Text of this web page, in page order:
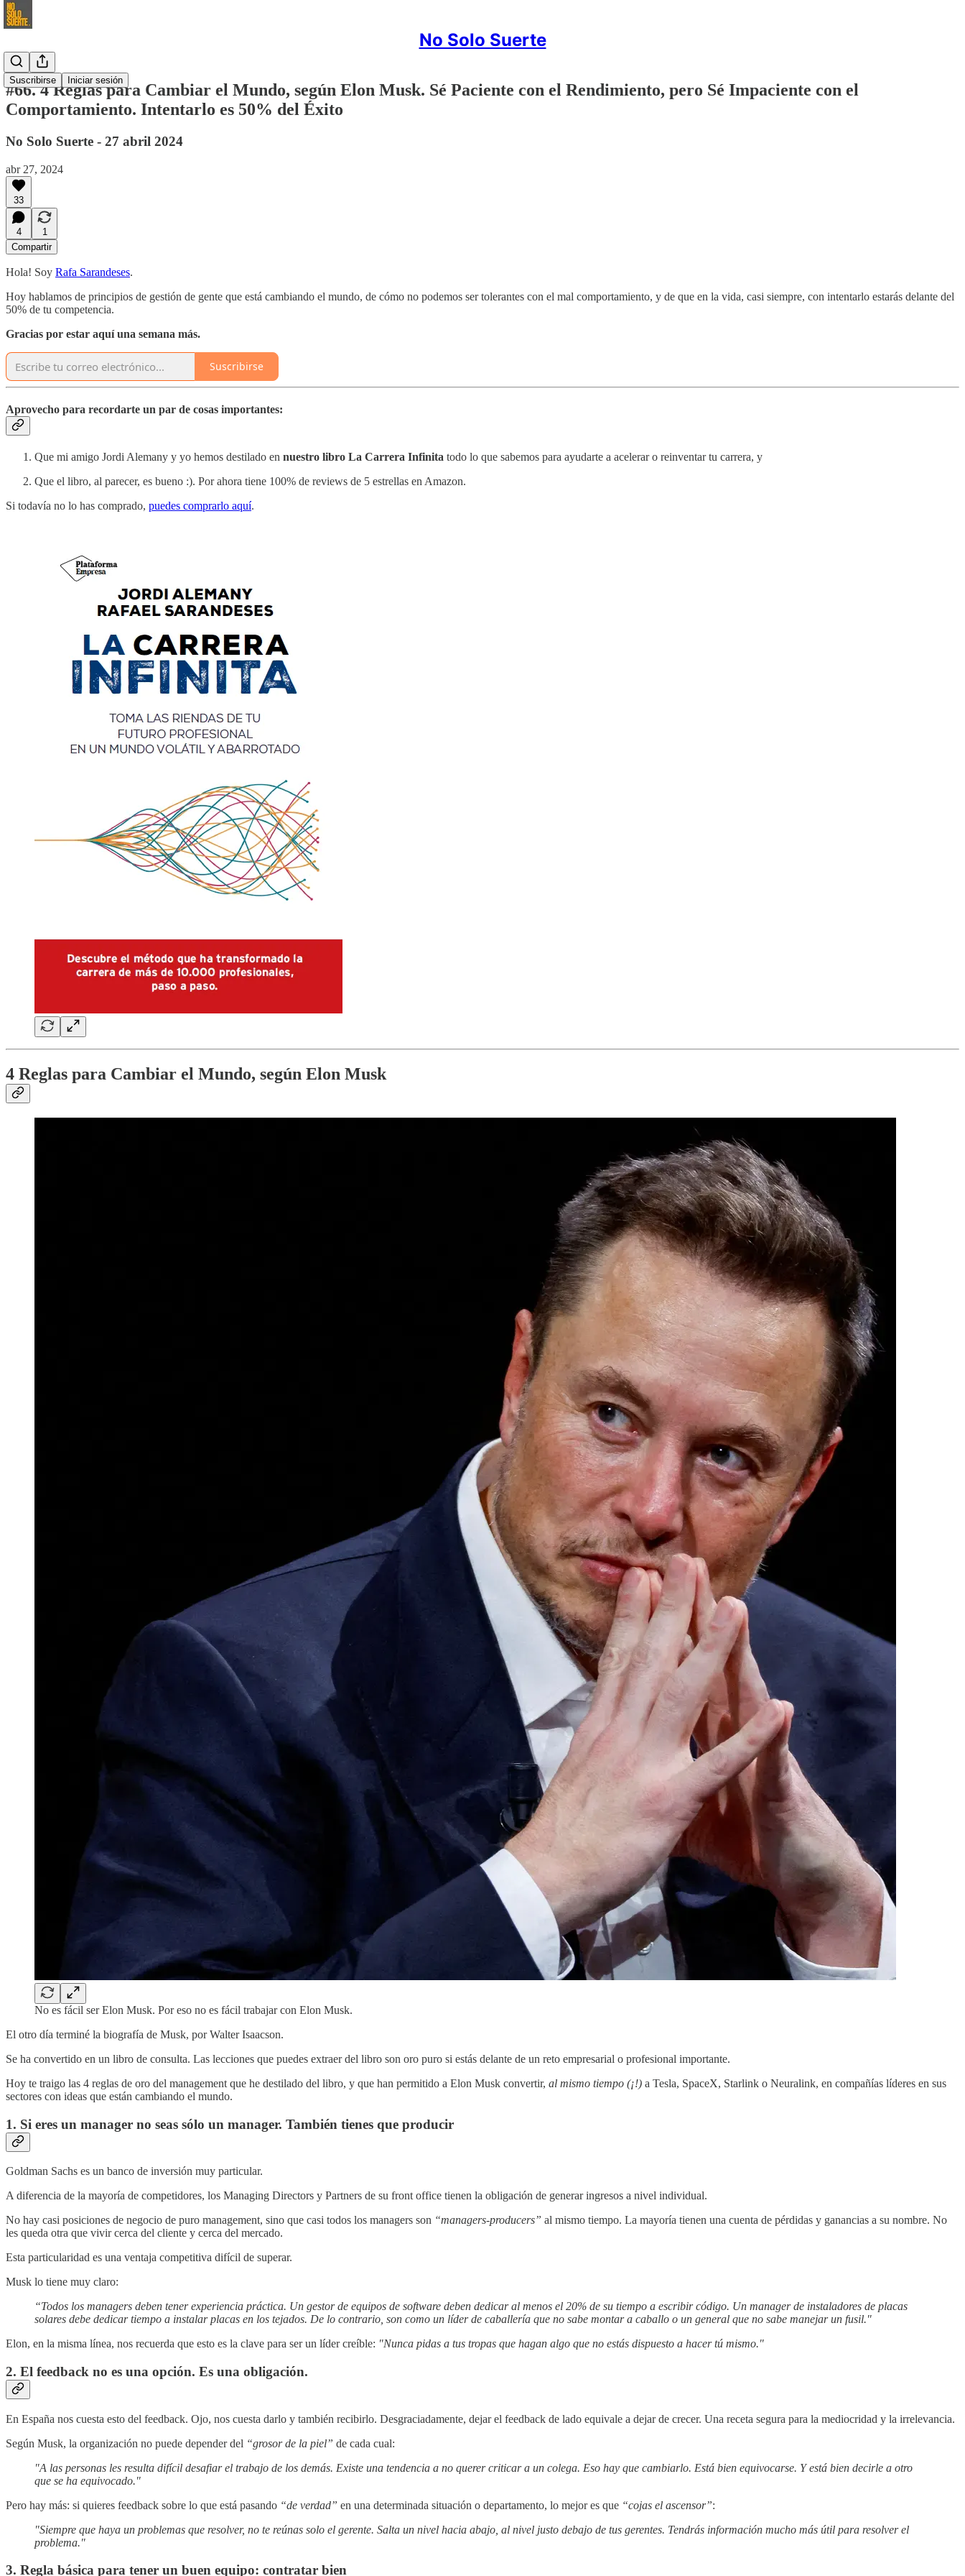
No Solo Suerte
Suscribirse Iniciar sesión
#66. 4 Reglas para Cambiar el Mundo, según Elon Musk. Sé Paciente con el Rendimiento, pero Sé Impaciente con el
Comportamiento. Intentarlo es 50% del Éxito
No Solo Suerte - 27 abril 2024
abr 27, 2024
33
4
1
Compartir
Hola! Soy Rafa Sarandeses.
Hoy hablamos de principios de gestión de gente que está cambiando el mundo, de cómo no podemos ser tolerantes con el mal comportamiento, y de que en la vida, casi siempre, con intentarlo estarás delante del
50% de tu competencia.
Gracias por estar aquí una semana más.
Suscribirse
Aprovecho para recordarte un par de cosas importantes:
Que mi amigo Jordi Alemany y yo hemos destilado en nuestro libro La Carrera Infinita todo lo que sabemos para ayudarte a acelerar o reinventar tu carrera, y
Que el libro, al parecer, es bueno :). Por ahora tiene 100% de reviews de 5 estrellas en Amazon.
Si todavía no lo has comprado, puedes comprarlo aquí.
4 Reglas para Cambiar el Mundo, según Elon Musk
No es fácil ser Elon Musk. Por eso no es fácil trabajar con Elon Musk.
El otro día terminé la biografía de Musk, por Walter Isaacson.
Se ha convertido en un libro de consulta. Las lecciones que puedes extraer del libro son oro puro si estás delante de un reto empresarial o profesional importante.
Hoy te traigo las 4 reglas de oro del management que he destilado del libro, y que han permitido a Elon Musk convertir, al mismo tiempo (¡!) a Tesla, SpaceX, Starlink o Neuralink, en compañías líderes en sus
sectores con ideas que están cambiando el mundo.
1. Si eres un manager no seas sólo un manager. También tienes que producir
Goldman Sachs es un banco de inversión muy particular.
A diferencia de la mayoría de competidores, los Managing Directors y Partners de su front office tienen la obligación de generar ingresos a nivel individual.
No hay casi posiciones de negocio de puro management, sino que casi todos los managers son “managers-producers” al mismo tiempo. La mayoría tienen una cuenta de pérdidas y ganancias a su nombre. No
les queda otra que vivir cerca del cliente y cerca del mercado.
Esta particularidad es una ventaja competitiva difícil de superar.
Musk lo tiene muy claro:
“Todos los managers deben tener experiencia práctica. Un gestor de equipos de software deben dedicar al menos el 20% de su tiempo a escribir código. Un manager de instaladores de placas
solares debe dedicar tiempo a instalar placas en los tejados. De lo contrario, son como un líder de caballería que no sabe montar a caballo o un general que no sabe manejar un fusil."
Elon, en la misma línea, nos recuerda que esto es la clave para ser un líder creíble: "Nunca pidas a tus tropas que hagan algo que no estás dispuesto a hacer tú mismo."
2. El feedback no es una opción. Es una obligación.
En España nos cuesta esto del feedback. Ojo, nos cuesta darlo y también recibirlo. Desgraciadamente, dejar el feedback de lado equivale a dejar de crecer. Una receta segura para la mediocridad y la irrelevancia.
Según Musk, la organización no puede depender del “grosor de la piel” de cada cual:
"A las personas les resulta difícil desafiar el trabajo de los demás. Existe una tendencia a no querer criticar a un colega. Eso hay que cambiarlo. Está bien equivocarse. Y está bien decirle a otro
que se ha equivocado."
Pero hay más: si quieres feedback sobre lo que está pasando “de verdad” en una determinada situación o departamento, lo mejor es que “cojas el ascensor”:
"Siempre que haya un problemas que resolver, no te reúnas solo el gerente. Salta un nivel hacia abajo, al nivel justo debajo de tus gerentes. Tendrás información mucho más útil para resolver el
problema."
3. Regla básica para tener un buen equipo: contratar bien